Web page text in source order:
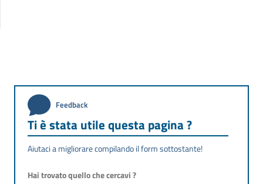
Feedback
Ti è stata utile questa pagina ?
Aiutaci a migliorare compilando il form sottostante!
Hai trovato quello che cercavi ?